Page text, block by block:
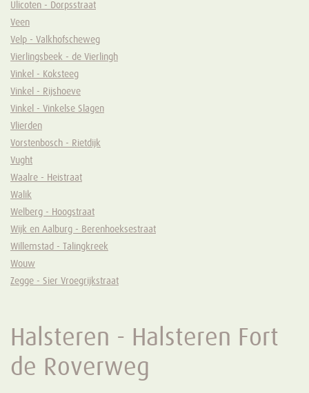
Ulicoten - Dorpsstraat
Veen
Velp - Valkhofscheweg
Vierlingsbeek - de Vierlingh
Vinkel - Koksteeg
Vinkel - Rijshoeve
Vinkel - Vinkelse Slagen
Vlierden
Vorstenbosch - Rietdijk
Vught
Waalre - Heistraat
Walik
Welberg - Hoogstraat
Wijk en Aalburg - Berenhoeksestraat
Willemstad - Talingkreek
Wouw
Zegge - Sier Vroegrijkstraat
Halsteren - Halsteren Fort
de Roverweg